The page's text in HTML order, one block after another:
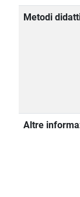
Metodi
Altre